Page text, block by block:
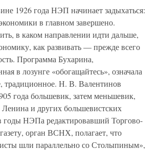
1926 года НЭП начинает задыхаться:
в главном завершено.
в каком направлении идти дальше,
как развивать — прежде всего
Программа Бухарина,
в лозунге «обогащайтесь», означала
традиционное. Н. В. Валентинов
года большевик, затем меньшевик,
и других большевистских
годы НЭПа редактировавший Торгово-
орган ВСНХ, полагает, что
шли параллельно со Столыпиным»,